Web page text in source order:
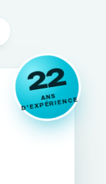
22
ANS
D'EXPÉRIENCE